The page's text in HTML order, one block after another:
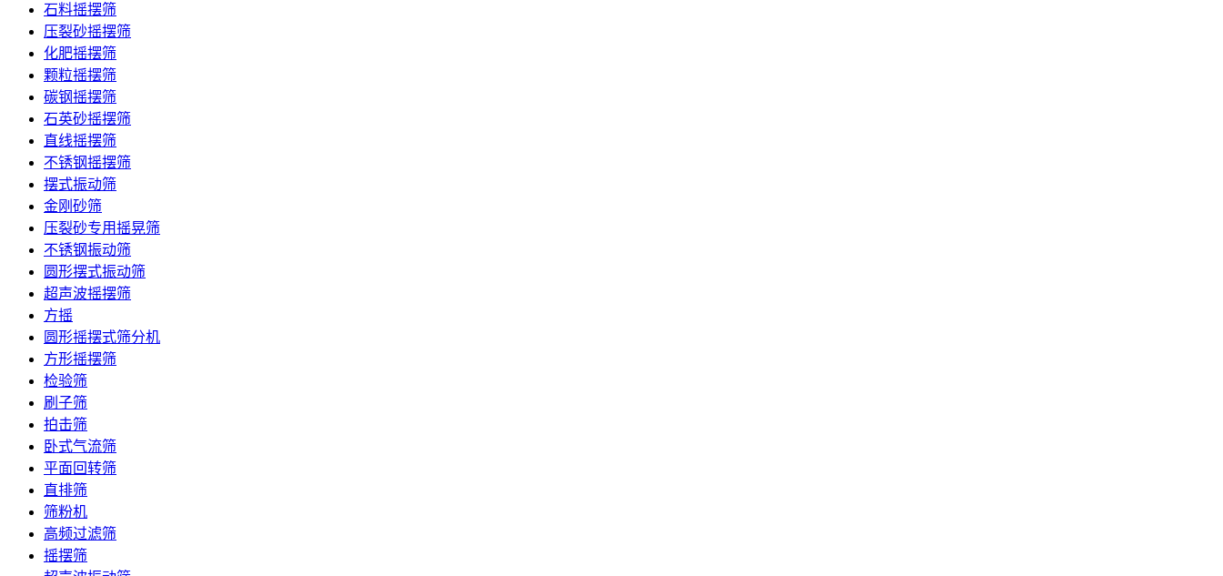
石料摇摆筛
压裂砂摇摆筛
化肥摇摆筛
颗粒摇摆筛
碳钢摇摆筛
石英砂摇摆筛
直线摇摆筛
不锈钢摇摆筛
摆式振动筛
金刚砂筛
压裂砂专用摇晃筛
不锈钢振动筛
圆形摆式振动筛
超声波摇摆筛
方摇
圆形摇摆式筛分机
方形摇摆筛
检验筛
刷子筛
拍击筛
卧式气流筛
平面回转筛
直排筛
筛粉机
高频过滤筛
摇摆筛